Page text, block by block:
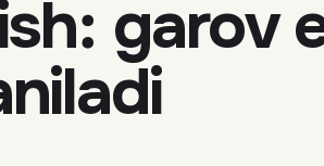
garov